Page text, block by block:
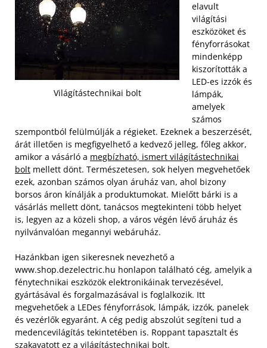
Világítástechnikai bolt
elavult
világítási
eszközöket és
fényforrásokat
mindenképp
kiszorították a
LED-es izzók és
lámpák,
amelyek
számos
szempontból felülmúlják a régieket. Ezeknek a beszerzését,
árát illetően is megfigyelhető a kedvező jelleg, főleg akkor,
amikor a vásárló a megbízható, ismert világítástechnikai
bolt mellett dönt. Természetesen, sok helyen megvehetőek
ezek, azonban számos olyan áruház van, ahol bizony
borsos áron kínálják a produktumokat. Mielőtt bárki is a
vásárlás mellett dönt, tanácsos megtekinteni több helyet
is, legyen az a közeli shop, a város végén lévő áruház és
nyilvánvalóan megannyi webáruház.
Hazánkban igen sikeresnek nevezhető a
www.shop.dezelectric.hu honlapon található cég, amelyik a
fénytechnikai eszközök elektronikáinak tervezésével,
gyártásával és forgalmazásával is foglalkozik. Itt
megvehetőek a LEDes fényforrások, lámpák, izzók, panelek
és vezérlők egyaránt. A cég pedig abszolút segíteni tud a
medencevilágítás tekintetében is. Roppant tapasztalt és
szakavatott ez a világítástechnikai bolt.